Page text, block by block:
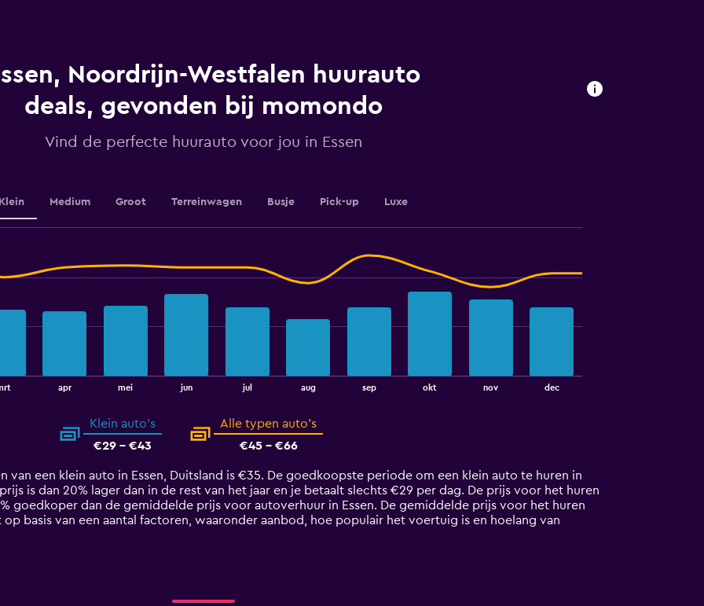
Y
axis
displaying
values.
Noordrijn-Westfalen huurauto
deals, gevonden bij momondo
Vind de perfecte huurauto voor jou in Essen
Klein Medium Groot Terreinwagen Busje Pick-up Luxe
apr mei jun jul aug sep okt nov dec
Klein auto's
€29 - €43
Alle typen auto's
€45 - €66
van een klein auto in Essen, Duitsland is €35. De goedkoopste periode om een klein auto te huren in
prijs is dan 20% lager dan in de rest van het jaar en je betaalt slechts €29 per dag. De prijs voor het huren
goedkoper dan de gemiddelde prijs voor autoverhuur in Essen. De gemiddelde prijs voor het huren
basis van een aantal factoren, waaronder aanbod, hoe populair het voertuig is en hoelang van